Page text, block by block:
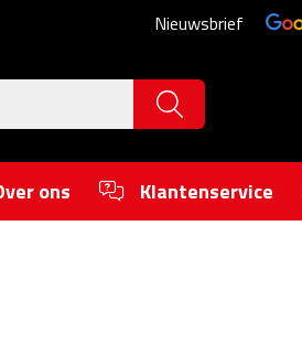
Nieuwsbrief
ons Klantenservice